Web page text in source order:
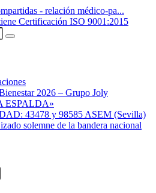
- relación médico-pa...
Certificación ISO 9001:2015
2026 – Grupo Joly
ESPALDA»
43478 y 98585 ASEM (Sevilla)
solemne de la bandera nacional